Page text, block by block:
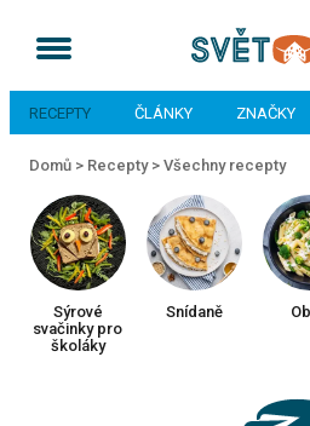
RECEPTY ČLÁNKY ZNAČKY
Domů > Recepty > Všechny recepty
Sýrové
svačinky pro
školáky
Snídaně